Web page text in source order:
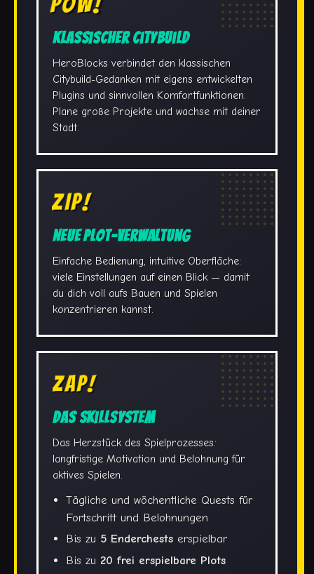
Klassischer Citybuild
HeroBlocks verbindet den klassischen
Citybuild-Gedanken mit eigens entwickelten
Plugins und sinnvollen Komfortfunktionen.
Plane große Projekte und wachse mit deiner
Stadt.
ZIP!
Neue Plot-Verwaltung
Einfache Bedienung, intuitive Oberfläche:
viele Einstellungen auf einen Blick — damit
du dich voll aufs Bauen und Spielen
konzentrieren kannst.
ZAP!
Das Skillsystem
Das Herzstück des Spielprozesses:
langfristige Motivation und Belohnung für
aktives Spielen.
Tägliche und wöchentliche Quests für
Fortschritt und Belohnungen
Bis zu 5 Enderchests erspielbar
Bis zu 20 frei erspielbare Plots